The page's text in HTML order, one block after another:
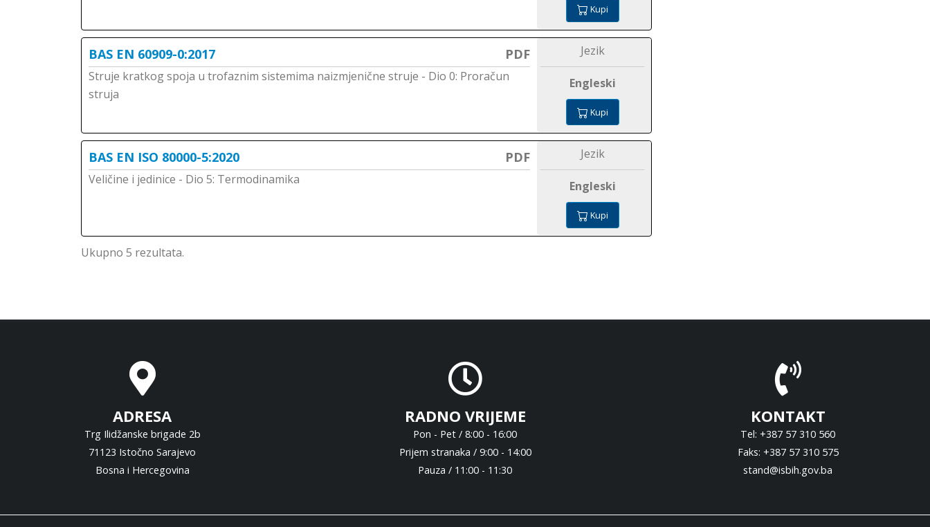
Kupi
BAS EN 60909-0:2017 PDF
Struje kratkog spoja u trofaznim sistemima naizmjenične struje - Dio 0: Proračun
struja
Jezik
Engleski
Kupi
BAS EN ISO 80000-5:2020 PDF
Veličine i jedinice - Dio 5: Termodinamika
Jezik
Engleski
Kupi
Ukupno 5 rezultata.
ADRESA
Trg Ilidžanske brigade 2b
71123 Istočno Sarajevo
Bosna i Hercegovina
RADNO VRIJEME
Pon - Pet / 8:00 - 16:00
Prijem stranaka / 9:00 - 14:00
Pauza / 11:00 - 11:30
KONTAKT
Tel: +387 57 310 560
Faks: +387 57 310 575
stand@isbih.gov.ba